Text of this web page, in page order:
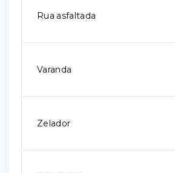
Rua asfaltada
Varanda
Zelador